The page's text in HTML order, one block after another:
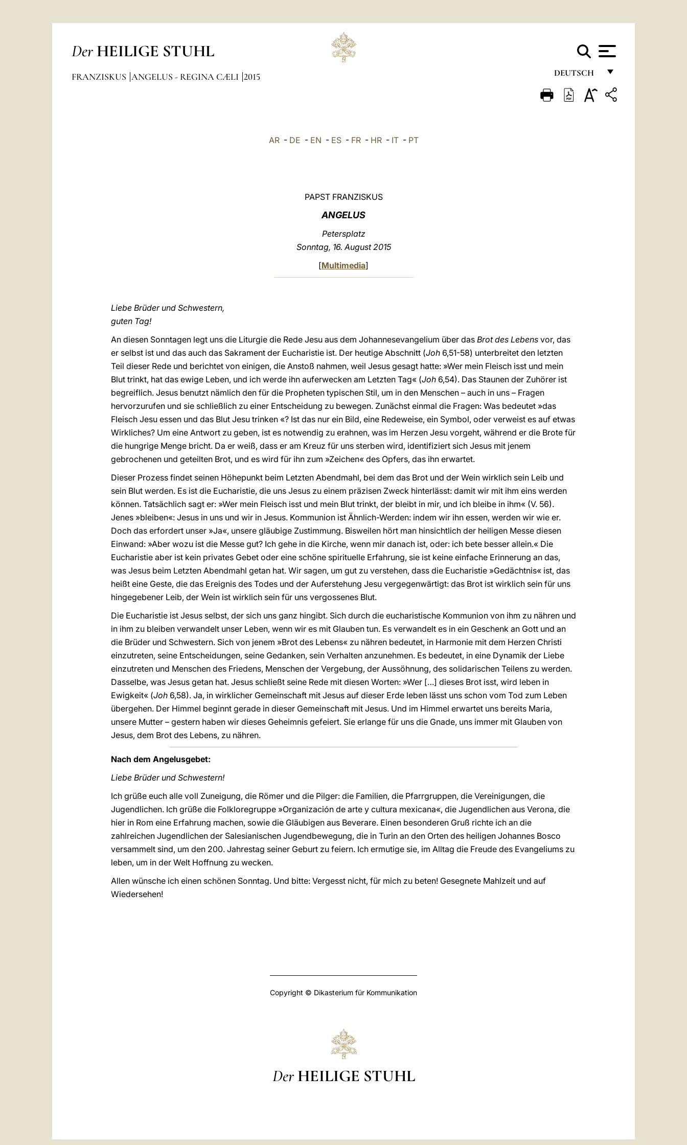
Der HEILIGE STUHL
DEUTSCH
FRANÇAIS
FRANZISKUS ANGELUS - REGINA CÆLI 2015
AR- DE - EN - ES- FR- HR- IT- PT
PAPST FRANZISKUS
ANGELUS
Petersplatz
Sonntag, 16. August 2015
[Multimedia]
Liebe Brüder und Schwestern,
guten Tag!
An diesen Sonntagen legt uns die Liturgie die Rede Jesu aus dem Johannesevangelium über das Brot des Lebens vor, das
er selbst ist und das auch das Sakrament der Eucharistie ist. Der heutige Abschnitt (Joh 6,51-58) unterbreitet den letzten
Teil dieser Rede und berichtet von einigen, die Anstoß nahmen, weil Jesus gesagt hatte: »Wer mein Fleisch isst und mein
Blut trinkt, hat das ewige Leben, und ich werde ihn auferwecken am Letzten Tag« (Joh 6,54). Das Staunen der Zuhörer ist
begreiflich. Jesus benutzt nämlich den für die Propheten typischen Stil, um in den Menschen – auch in uns – Fragen
hervorzurufen und sie schließlich zu einer Entscheidung zu bewegen. Zunächst einmal die Fragen: Was bedeutet »das
Fleisch Jesu essen und das Blut Jesu trinken «? Ist das nur ein Bild, eine Redeweise, ein Symbol, oder verweist es auf etwas
Wirkliches? Um eine Antwort zu geben, ist es notwendig zu erahnen, was im Herzen Jesu vorgeht, während er die Brote für
die hungrige Menge bricht. Da er weiß, dass er am Kreuz für uns sterben wird, identifiziert sich Jesus mit jenem
gebrochenen und geteilten Brot, und es wird für ihn zum »Zeichen« des Opfers, das ihn erwartet.
Dieser Prozess findet seinen Höhepunkt beim Letzten Abendmahl, bei dem das Brot und der Wein wirklich sein Leib und
sein Blut werden. Es ist die Eucharistie, die uns Jesus zu einem präzisen Zweck hinterlässt: damit wir mit ihm eins werden
können. Tatsächlich sagt er: »Wer mein Fleisch isst und mein Blut trinkt, der bleibt in mir, und ich bleibe in ihm« (V. 56).
Jenes »bleiben«: Jesus in uns und wir in Jesus. Kommunion ist Ähnlich-Werden: indem wir ihn essen, werden wir wie er.
Doch das erfordert unser »Ja«, unsere gläubige Zustimmung. Bisweilen hört man hinsichtlich der heiligen Messe diesen
Einwand: »Aber wozu ist die Messe gut? Ich gehe in die Kirche, wenn mir danach ist, oder: ich bete besser allein.« Die
Eucharistie aber ist kein privates Gebet oder eine schöne spirituelle Erfahrung, sie ist keine einfache Erinnerung an das,
was Jesus beim Letzten Abendmahl getan hat. Wir sagen, um gut zu verstehen, dass die Eucharistie »Gedächtnis« ist, das
heißt eine Geste, die das Ereignis des Todes und der Auferstehung Jesu vergegenwärtigt: das Brot ist wirklich sein für uns
hingegebener Leib, der Wein ist wirklich sein für uns vergossenes Blut.
Die Eucharistie ist Jesus selbst, der sich uns ganz hingibt. Sich durch die eucharistische Kommunion von ihm zu nähren und
in ihm zu bleiben verwandelt unser Leben, wenn wir es mit Glauben tun. Es verwandelt es in ein Geschenk an Gott und an
die Brüder und Schwestern. Sich von jenem »Brot des Lebens« zu nähren bedeutet, in Harmonie mit dem Herzen Christi
einzutreten, seine Entscheidungen, seine Gedanken, sein Verhalten anzunehmen. Es bedeutet, in eine Dynamik der Liebe
einzutreten und Menschen des Friedens, Menschen der Vergebung, der Aussöhnung, des solidarischen Teilens zu werden.
Dasselbe, was Jesus getan hat. Jesus schließt seine Rede mit diesen Worten: »Wer […] dieses Brot isst, wird leben in
Ewigkeit« (Joh 6,58). Ja, in wirklicher Gemeinschaft mit Jesus auf dieser Erde leben lässt uns schon vom Tod zum Leben
übergehen. Der Himmel beginnt gerade in dieser Gemeinschaft mit Jesus. Und im Himmel erwartet uns bereits Maria,
unsere Mutter – gestern haben wir dieses Geheimnis gefeiert. Sie erlange für uns die Gnade, uns immer mit Glauben von
Jesus, dem Brot des Lebens, zu nähren.
Nach dem Angelusgebet:
Liebe Brüder und Schwestern!
Ich grüße euch alle voll Zuneigung, die Römer und die Pilger: die Familien, die Pfarrgruppen, die Vereinigungen, die
Jugendlichen. Ich grüße die Folkloregruppe »Organización de arte y cultura mexicana«, die Jugendlichen aus Verona, die
hier in Rom eine Erfahrung machen, sowie die Gläubigen aus Beverare. Einen besonderen Gruß richte ich an die
zahlreichen Jugendlichen der Salesianischen Jugendbewegung, die in Turin an den Orten des heiligen Johannes Bosco
versammelt sind, um den 200. Jahrestag seiner Geburt zu feiern. Ich ermutige sie, im Alltag die Freude des Evangeliums zu
leben, um in der Welt Hoffnung zu wecken.
Allen wünsche ich einen schönen Sonntag. Und bitte: Vergesst nicht, für mich zu beten! Gesegnete Mahlzeit und auf
Wiedersehen!
Copyright © Dikasterium für Kommunikation
Der HEILIGE STUHL